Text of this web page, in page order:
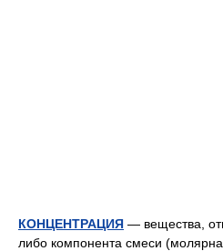
КОНЦЕНТРАЦИЯ — вещества,
либо компонента смеси